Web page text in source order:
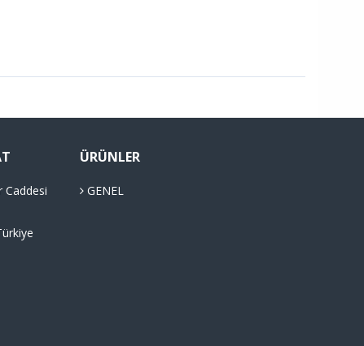
Caddesi
ÜRÜNLER
GENEL